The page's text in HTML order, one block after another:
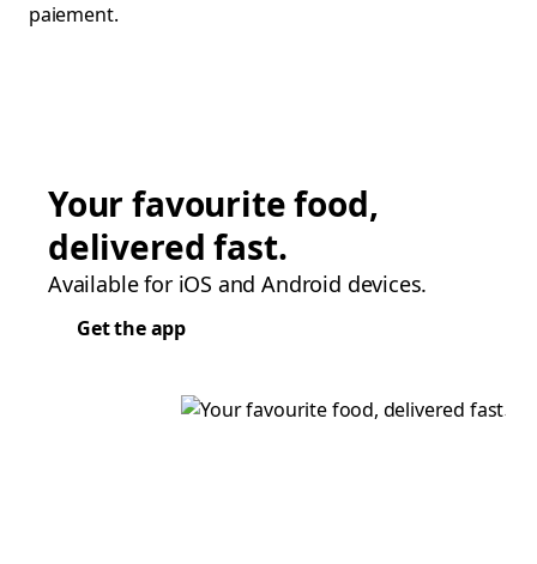
paiement.
Your favourite food,
delivered fast.
Available for iOS and Android devices.
Get the app